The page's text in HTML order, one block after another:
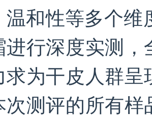
和性等多个
进行深度实测
求为干皮人群
测评的所有